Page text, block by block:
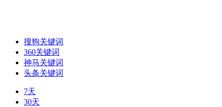
搜狗关键词
360关键词
神马关键词
头条关键词
7天
30天